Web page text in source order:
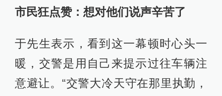
市民狂点赞：想对他们说声辛苦了
于先生表示，看到这一幕顿时心头一
暖，交警是用自己来提示过往车辆注
意避让。“交警大冷天守在那里执勤，